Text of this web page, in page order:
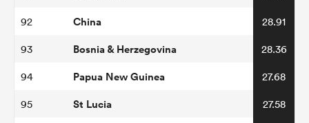
92 China 28.91
93 Bosnia & Herzegovina 28.36
94 Papua New Guinea 27.68
95 St Lucia 27.58